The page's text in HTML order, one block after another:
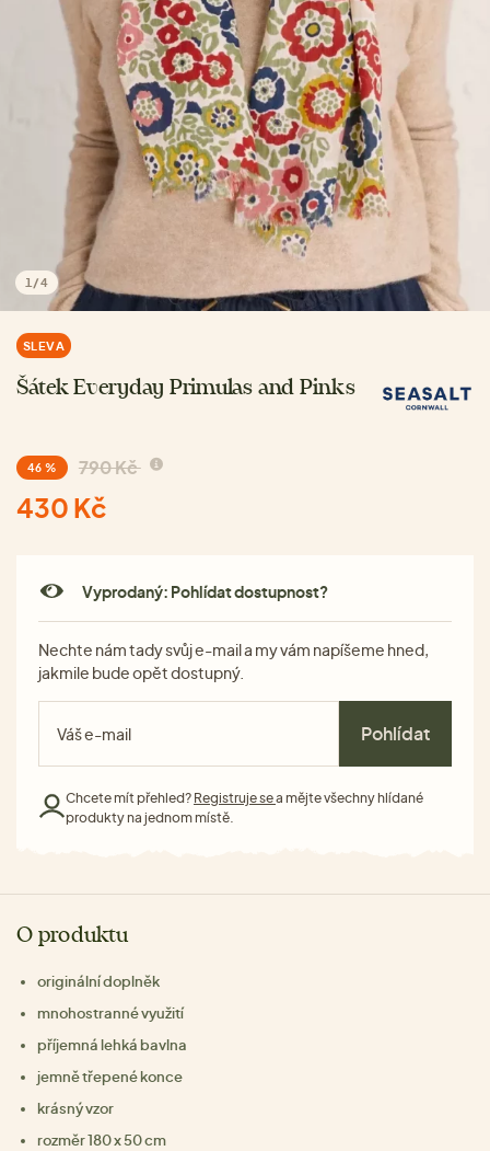
1 /4
SLEVA
Šátek Everyday Primulas and Pinks
46 % 790 Kč
430 Kč
Vyprodaný: Pohlídat dostupnost?
Nechte nám tady svůj e-mail a my vám napíšeme hned,
jakmile bude opět dostupný.
Pohlídat
Chcete mít přehled? Registruje sea mějte všechny hlídané
produkty na jednom místě.
O produktu
originální doplněk
mnohostranné využití
příjemná lehká bavlna
jemně třepené konce
krásný vzor
rozměr 180 x 50 cm